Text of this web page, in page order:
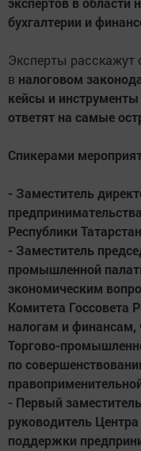
бухгалтерии и
Эксперты расскажут
в налоговом
кейсы и
ответят на самые
Спикерами
- Заместитель
Республики
- Заместитель
промышленной
экономическим
Комитета Госсовета
налогам и финансам,
Торгово-
по
- Первый
руководитель
поддержки